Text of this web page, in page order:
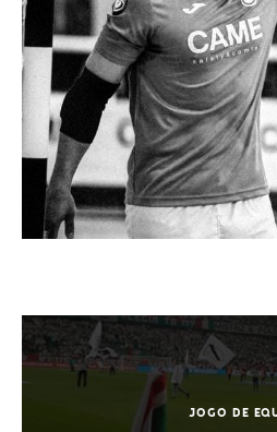
JOGO DE